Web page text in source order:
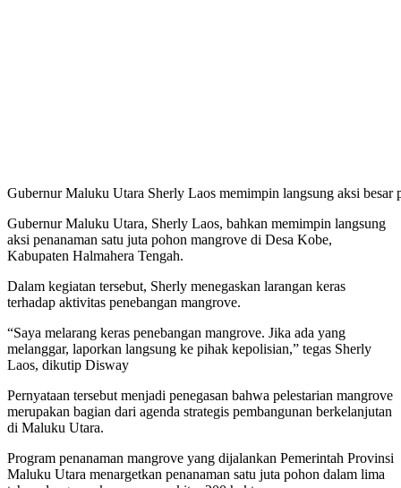
Gubernur Maluku Utara Sherly Laos memimpin langsung aksi
Gubernur Maluku Utara, Sherly Laos, bahkan memimpin langsung
aksi penanaman satu juta pohon mangrove di Desa Kobe,
Kabupaten Halmahera Tengah.
Dalam kegiatan tersebut, Sherly menegaskan larangan keras
terhadap aktivitas penebangan mangrove.
“Saya melarang keras penebangan mangrove. Jika ada yang
melanggar, laporkan langsung ke pihak kepolisian,” tegas Sherly
Laos, dikutip Disway
Pernyataan tersebut menjadi penegasan bahwa pelestarian mangrove
merupakan bagian dari agenda strategis pembangunan berkelanjutan
di Maluku Utara.
Program penanaman mangrove yang dijalankan Pemerintah Provinsi
Maluku Utara menargetkan penanaman satu juta pohon dalam lima